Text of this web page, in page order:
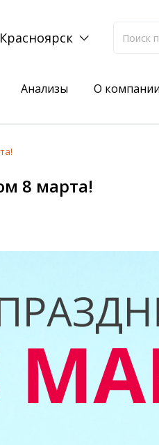
Красноярск
Анализы О компании
анализ на
8 марта!